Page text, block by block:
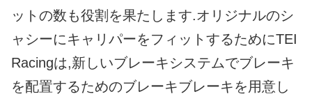
ットの数も役割を果たします.オリジナルのシ
ャシーにキャリパーをフィットするためにTEI
Racingは,新しいブレーキシステムでブレーキ
を配置するためのブレーキブレーキを用意し